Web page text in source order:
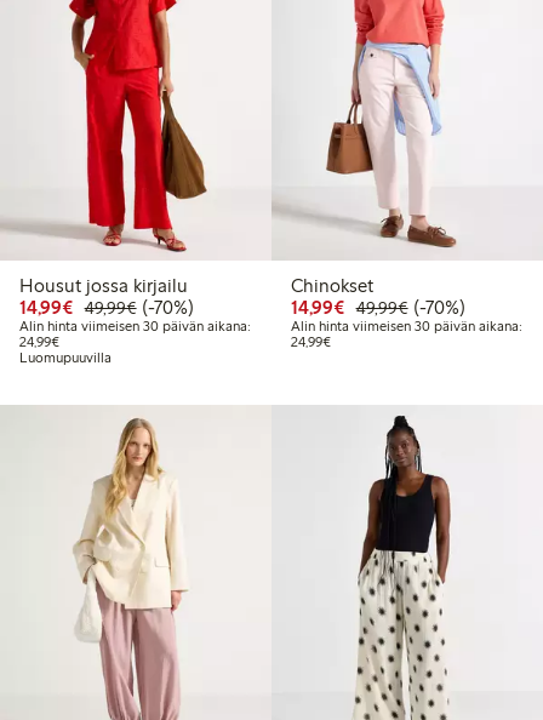
Housut jossa kirjailu
14,99€ Alennettu hinta: 14,99 €
49,99€Normaalihinta: 49,99 €
70% alennus
(-70%)
Alin hinta viimeisen 30 päivän aikana:
24,99€Alin hinta viimeisen 30 päivän aikana: 24,99 €
Luomupuuvilla
Chinokset
14,99€ Alennettu hinta: 14,99
49,99€Normaalihinta:
70% alennus
(-70%)
Alin hinta viimeisen 30 päivän aikana:
24,99€Alin hinta viimeisen 30 päivän